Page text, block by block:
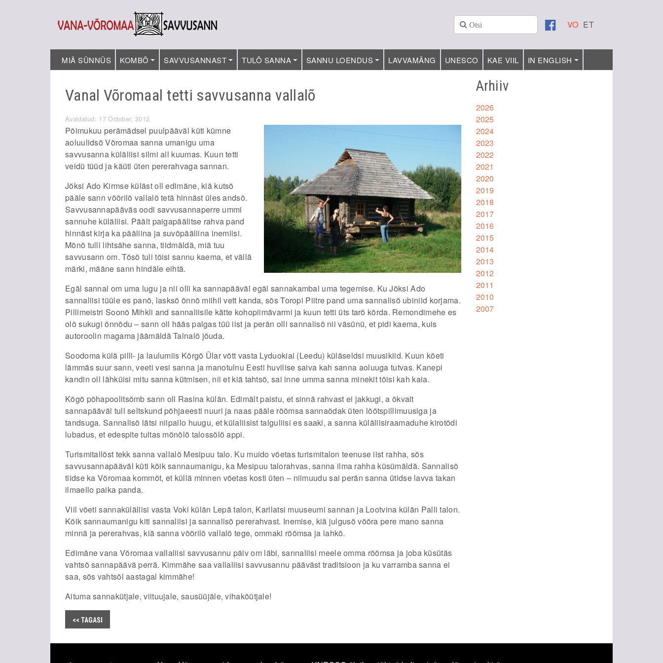
VO ET
MIÄ SÜNNÜS KOMBÕ SAVVUSANNAST TULÕ SANNA SANNU LOENDUS LAVVAMÄNG UNESCO KAE VIIL IN ENGLISH
Vanal Võromaal tetti savvusanna vallalõ
Avaldatud: 17 October, 2012
Põimukuu perämädsel puulpääväl küti kümne
aoluulidsõ Võromaa sanna umanigu uma
savvusanna küläliisi silmi all kuumas. Kuun tetti
veidü tüüd ja käüti üten pererahvaga sannan.
Jõksi Ado Kirmse küläst oll edimäne, kiä kutsõ
pääle sann võõrilõ vallalõ tetä hinnäst üles andsõ.
Savvusannapääväs oodi savvusannaperre ummi
sannuhe küläliisi. Päält paigapäälitse rahva pand
hinnäst kirja ka pääliina ja suvõpääliina inemiisi.
Mõnõ tulli lihtsähe sanna, tiidmäldä, miä tuu
savvusann om. Tõsõ tuli tõisi sannu kaema, et vällä
märki, määne sann hindäle eihtä.
Egäl sannal om uma lugu ja nii olli ka sannapääväl egäl sannakambal uma tegemise. Ku Jõksi Ado
sannaliisi tüüle es panõ, lasksõ õnnõ miihil vett kanda, sõs Toropi Piitre pand uma sannalisõ ubiniid korjama.
Pillimeistri Soonõ Mihkli and sannaliisile kätte kohopiimävarmi ja kuun tetti üts tarõ kõrda. Remondimehe es
olõ sukugi õnnõdu – sann oll hääs palgas tüü iist ja perän olli sannalisõ nii väsünü, et pidi kaema, kuis
autoroolin magama jäämäldä Talnalõ jõuda.
Soodoma külä pilli- ja laulumiis Kõrgõ Ülar võtt vasta Lyduokiai (Leedu) küläseldsi muusikiid. Kuun köeti
lämmäs suur sann, veeti vesi sanna ja manotulnu Eesti huvilise saiva kah sanna aoluuga tutvas. Kanepi
kandin oll lähküisi mitu sanna kütmisen, nii et kiä tahtsõ, sai inne umma sanna minekit tõisi kah kaia.
Kõgõ põhapoolitsõmb sann oll Rasina külän. Edimält paistu, et sinnä rahvast ei jakkugi, a õkvalt
sannapääväl tull seltskund põhjaeesti nuuri ja naas pääle rõõmsa sannaõdak üten lõõtspillimuusiga ja
tandsuga. Sannalisõ lätsi niipallo huugu, et külaliisist talguliisi es saaki, a sanna küläliisiraamaduhe kirotõdi
lubadus, et edespite tultas mõnõlõ talossõlõ appi.
Turismitallõst tekk sanna vallalõ Mesipuu talo. Ku muido võetas turismitalon teenuse iist rahha, sõs
savvusannapääväl küti kõik sannaumanigu, ka Mesipuu talorahvas, sanna ilma rahha küsümäldä. Sannalisõ
tiidse ka Võromaa kommõt, et küllä minnen võetas kosti üten – niimuudu sai perän sanna ütidse lavva takan
ilmaello paika panda.
Viil võeti sannaküläliisi vasta Voki külän Lepä talon, Karilatsi muuseumi sannan ja Lootvina külän Palli talon.
Kõik sannaumanigu kiti sannaliisi ja sannalisõ pererahvast. Inemise, kiä julgusõ võõra pere mano sanna
minnä ja pererahvas, kiä sanna võõrilõ vallalõ tege, ommaki rõõmsa ja lahkõ.
Edimäne vana Võromaa vallaliisi savvusannu päiv om läbi, sannaliisi meele omma rõõmsa ja joba küsütäs
vahtsõ sannapäävä perrä. Kimmähe saa vallaliisi savvusannu pääväst traditsioon ja ku varramba sanna ei
saa, sõs vahtsõl aastagal kimmähe!
Aituma sannakütjale, viituujale, sausüüjäle, vihaköütjale!
<< TAGASI
Arhiiv
2026
2025
2024
2023
2022
2021
2020
2019
2018
2017
2016
2015
2014
2013
2012
2011
2010
2007